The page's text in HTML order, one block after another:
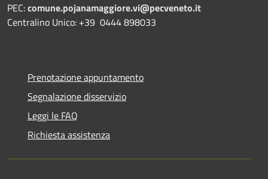
PEC:comune.pojanamaggiore.vi@pecveneto.it
Centralino Unico: +39 0444 898033
Prenotazione appuntamento
Segnalazione disservizio
Leggi le FAQ
Richiesta assistenza